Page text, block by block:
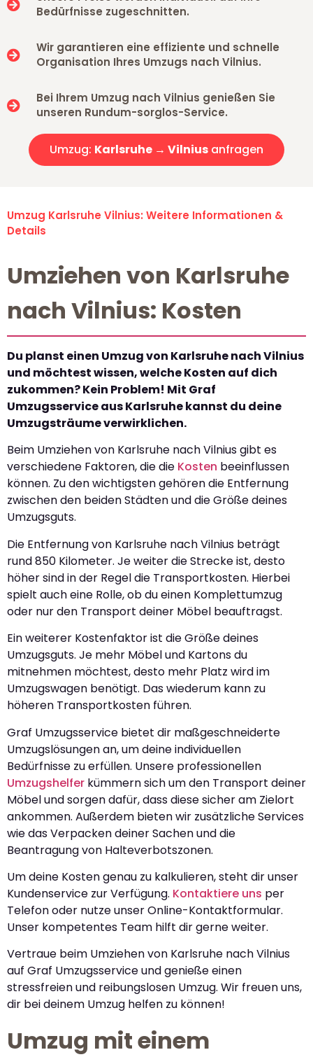
Bedürfnisse zugeschnitten.
Wir garantieren eine effiziente und schnelle
Organisation Ihres Umzugs nach Vilnius.
Bei Ihrem Umzug nach Vilnius genießen Sie
unseren Rundum-sorglos-Service.
Umzug: Karlsruhe → Vilnius anfragen
Umzug Karlsruhe Vilnius: Weitere Informationen &
Details
Umziehen von Karlsruhe
nach Vilnius: Kosten
Du planst einen Umzug von Karlsruhe nach Vilnius
und möchtest wissen, welche Kosten auf dich
zukommen? Kein Problem! Mit Graf
Umzugsservice aus Karlsruhe kannst du deine
Umzugsträume verwirklichen.
Beim Umziehen von Karlsruhe nach Vilnius gibt es
verschiedene Faktoren, die die Kosten beeinflussen
können. Zu den wichtigsten gehören die Entfernung
zwischen den beiden Städten und die Größe deines
Umzugsguts.
Die Entfernung von Karlsruhe nach Vilnius beträgt
rund 850 Kilometer. Je weiter die Strecke ist, desto
höher sind in der Regel die Transportkosten. Hierbei
spielt auch eine Rolle, ob du einen Komplettumzug
oder nur den Transport deiner Möbel beauftragst.
Ein weiterer Kostenfaktor ist die Größe deines
Umzugsguts. Je mehr Möbel und Kartons du
mitnehmen möchtest, desto mehr Platz wird im
Umzugswagen benötigt. Das wiederum kann zu
höheren Transportkosten führen.
Graf Umzugsservice bietet dir maßgeschneiderte
Umzugslösungen an, um deine individuellen
Bedürfnisse zu erfüllen. Unsere professionellen
Umzugshelfer kümmern sich um den Transport deiner
Möbel und sorgen dafür, dass diese sicher am Zielort
ankommen. Außerdem bieten wir zusätzliche Services
wie das Verpacken deiner Sachen und die
Beantragung von Halteverbotszonen.
Um deine Kosten genau zu kalkulieren, steht dir unser
Kundenservice zur Verfügung. Kontaktiere uns per
Telefon oder nutze unser Online-Kontaktformular.
Unser kompetentes Team hilft dir gerne weiter.
Vertraue beim Umziehen von Karlsruhe nach Vilnius
auf Graf Umzugsservice und genieße einen
stressfreien und reibungslosen Umzug. Wir freuen uns,
dir bei deinem Umzug helfen zu können!
Umzug mit einem